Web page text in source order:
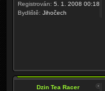
Registrován: 5. 1. 2008 00:18
Bydliště: Jihočech
Dzin Tea Racer